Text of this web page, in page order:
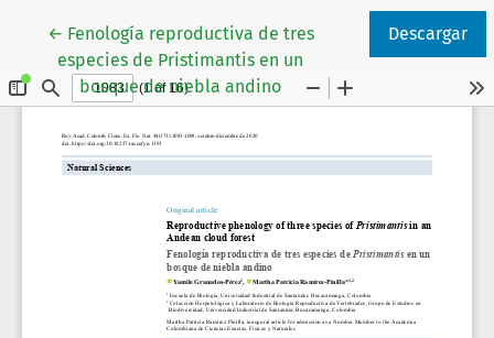
← Volver a los detalles del artículo
Fenología reproductiva de tres
especies de Pristimantis en un
bosque de niebla andino
Descargar